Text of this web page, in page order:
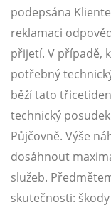
podepsána
reklamaci
přijetí. V případě,
potřebný
běží tato
technický
Půjčovně. Výše
dosáhnout
služeb.
skutečnosti: